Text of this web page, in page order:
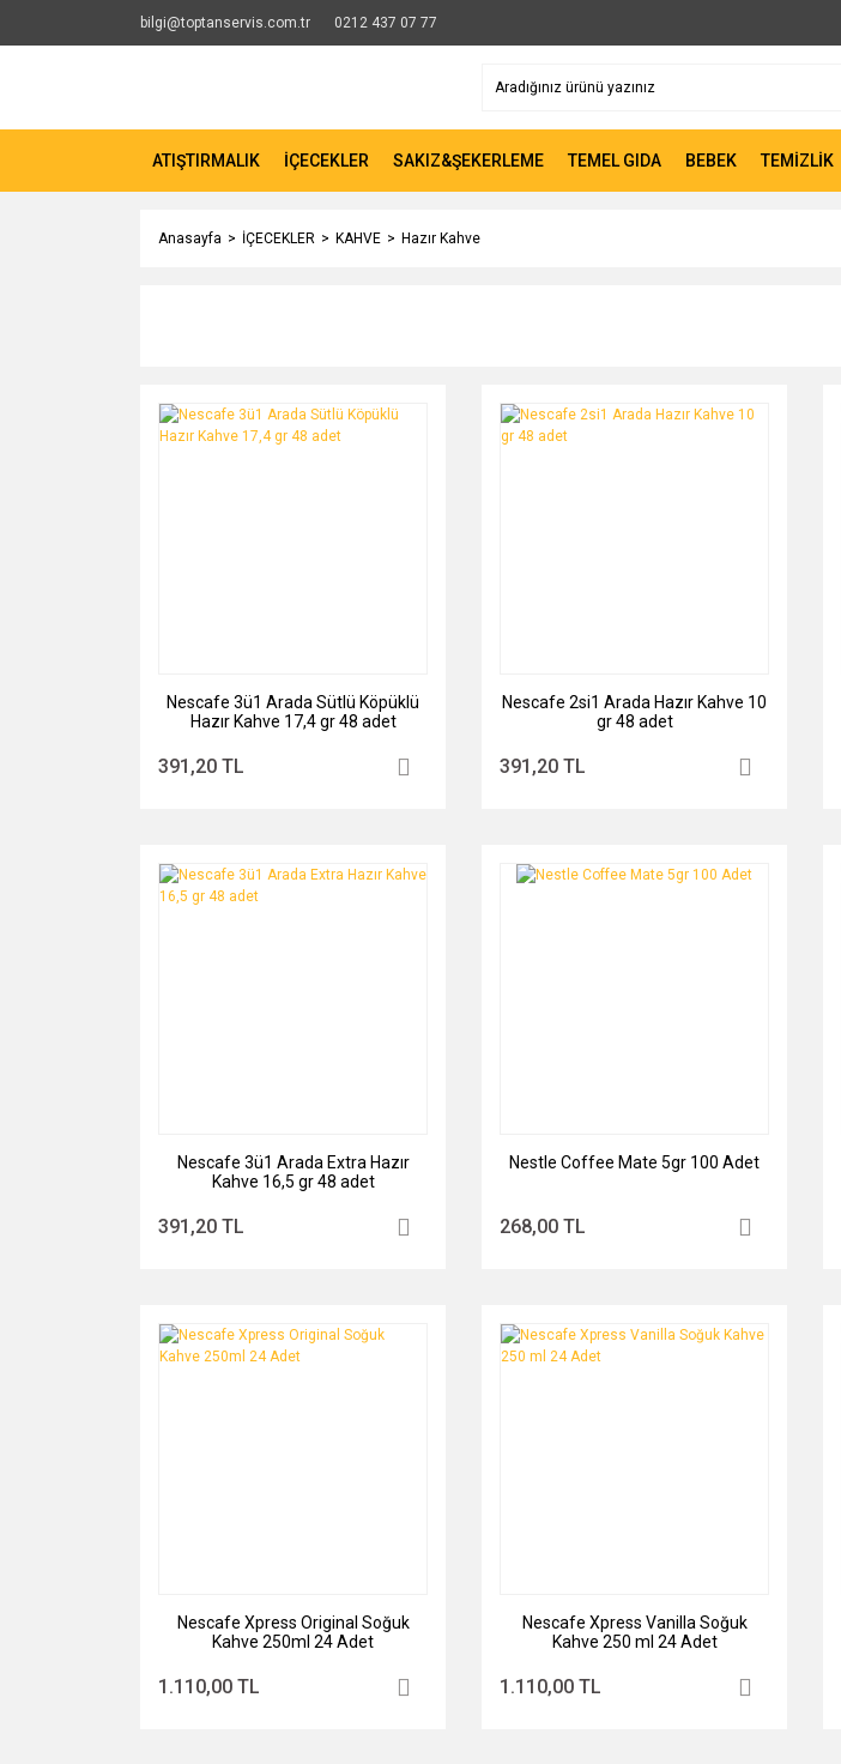
bilgi@toptanservis.com.tr 0212 437 07 77
ATIŞTIRMALIK İÇECEKLER SAKIZ&ŞEKERLEME TEMEL GIDA BEBEK TEMİZLİK
Anasayfa İÇECEKLER KAHVE Hazır Kahve
Nescafe 3ü1 Arada Sütlü Köpüklü
Hazır Kahve 17,4 gr 48 adet
391,20 TL
Nescafe 2si1 Arada Hazır Kahve 10
gr 48 adet
391,20 TL
Nescafe 3ü1 Arada Extra Hazır
Kahve 16,5 gr 48 adet
391,20 TL
Nestle Coffee Mate 5gr 100 Adet
268,00 TL
Nescafe Xpress Original Soğuk
Kahve 250ml 24 Adet
1.110,00 TL
Nescafe Xpress Vanilla Soğuk
Kahve 250 ml 24 Adet
1.110,00 TL